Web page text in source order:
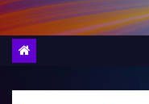
в